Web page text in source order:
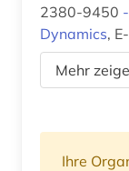
2380-9450
Dynamics,
Mehr
Ihre